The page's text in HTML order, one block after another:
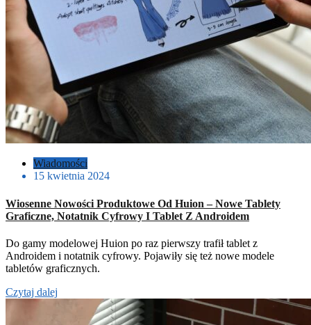
Wiadomości
15 kwietnia 2024
Wiosenne Nowości Produktowe Od Huion – Nowe Tablety
Graficzne, Notatnik Cyfrowy I Tablet Z Androidem
Do gamy modelowej Huion po raz pierwszy trafił tablet z
Androidem i notatnik cyfrowy. Pojawiły się też nowe modele
tabletów graficznych.
Czytaj dalej